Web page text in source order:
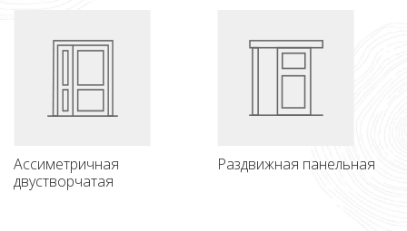
Ассиметричная
двустворчатая
Раздвижная панельная